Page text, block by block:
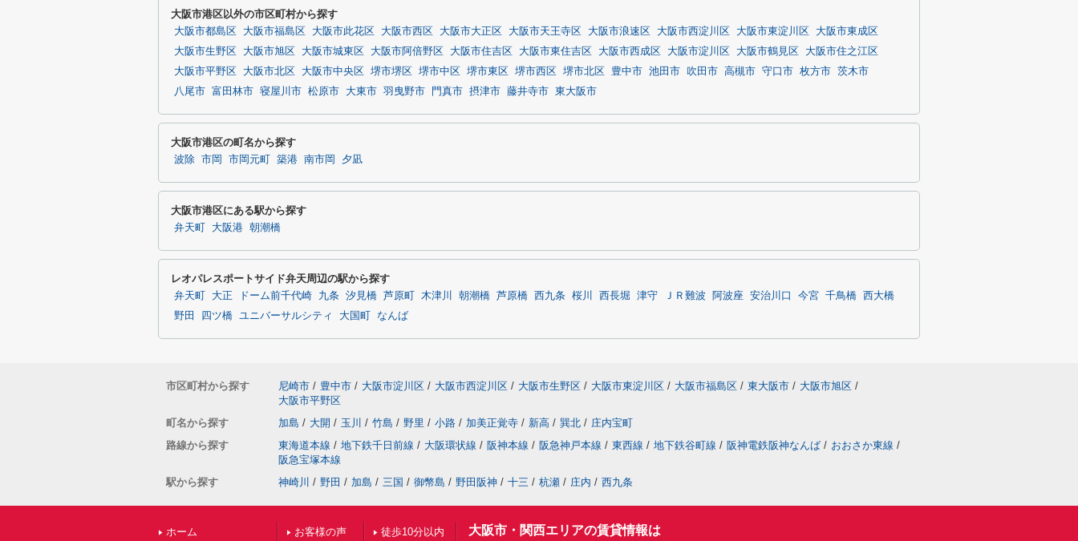
大阪市港区以外の市区町村から探す
大阪市都島区 大阪市福島区 大阪市此花区 大阪市西区 大阪市大正区 大阪市天王寺区 大阪市浪速区 大阪市西淀川区 大阪市東淀川区
大阪市東成区
大阪市生野区
大阪市旭区 大阪市城東区 大阪市阿倍野区 大阪市住吉区 大阪市東住吉区 大阪市西成区 大阪市淀川区 大阪市鶴見区
大阪市住之江区
大阪市平野区
大阪市北区 大阪市中央区 堺市堺区 堺市中区 堺市東区 堺市西区 堺市北区 豊中市 池田市 吹田市 高槻市 守口市 枚方市 茨木市
八尾市 富田林市 寝屋川市 松原市 大東市 羽曳野市 門真市 摂津市 藤井寺市 東大阪市
大阪市港区の町名から探す
波除 市岡 市岡元町 築港 南市岡 夕凪
大阪市港区にある駅から探す
弁天町 大阪港 朝潮橋
レオパレスポートサイド弁天周辺の駅から探す
弁天町 大正 ドーム前千代崎 九条 汐見橋 芦原町 木津川 朝潮橋 芦原橋 西九条 桜川 西長堀 津守 ＪＲ難波 阿波座 安治川口 今宮 千鳥橋
西大橋
野田
四ツ橋 ユニバーサルシティ 大国町 なんば
市区町村から探す 尼崎市 / 豊中市 / 大阪市淀川区 / 大阪市西淀川区 / 大阪市生野区 / 大阪市東淀川区 / 大阪市福島区 / 東大阪市 / 大阪市旭区 /
大阪市平野区
町名から探す
加島 / 大開 / 玉川 / 竹島 / 野里 / 小路 / 加美正覚寺 / 新高 / 巽北 / 庄内宝町
路線から探す
東海道本線 / 地下鉄千日前線 / 大阪環状線 / 阪神本線 / 阪急神戸本線 / 東西線 / 地下鉄谷町線 / 阪神電鉄阪神なんば / おおさか東線 /
阪急宝塚本線
駅から探す
神崎川 / 野田 / 加島 / 三国 / 御幣島 / 野田阪神 / 十三 / 杭瀬 / 庄内 / 西九条
ホーム お客様の声 徒歩10分以内 大阪市・関西エリアの賃貸情報は